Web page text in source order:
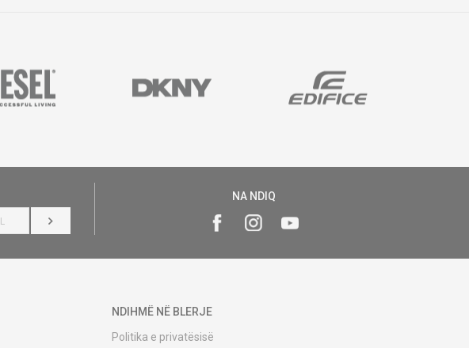
HYR
NA NDIQ
NDIHMË NË BLERJE
Politika e privatësisë